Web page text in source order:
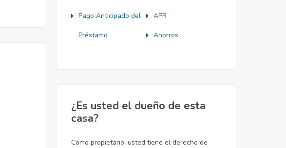
Pago Anticipado del
Préstamo
APR
Ahorros
¿Es usted el dueño de esta
casa?
Como propietario, usted tiene el derecho de